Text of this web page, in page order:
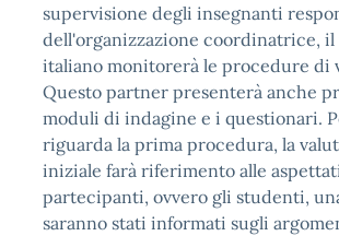
supervisione degli insegnanti
dell'organizzazione coordinatrice,
italiano monitorerà le procedure di
Questo partner presenterà anche
moduli di indagine e i questionari.
riguarda la prima procedura, la
iniziale farà riferimento alle
partecipanti, ovvero gli studenti,
saranno stati informati sugli